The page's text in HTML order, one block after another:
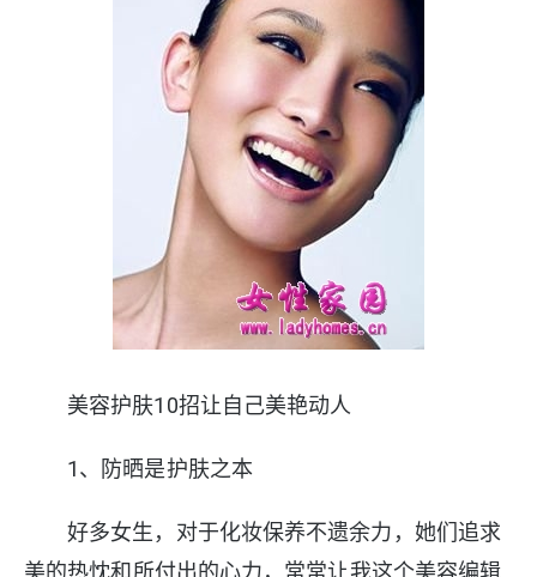
美容护肤10招让自己美艳动人
1、防晒是护肤之本
好多女生，对于化妆保养不遗余力，她们追求
美的热忱和所付出的心力，常常让我这个美容编辑